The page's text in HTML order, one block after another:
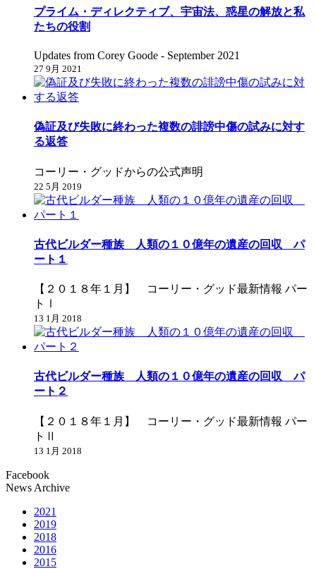
プライム・ディレクティブ、宇宙法、惑星の解放と私
たちの役割
Updates from Corey Goode - September 2021
27 9月 2021
偽証及び失敗に終わった複数の誹謗中傷の試みに対す
る返答
コーリー・グッドからの公式声明
22 5月 2019
古代ビルダー種族 人類の１０億年の遺産の回収 パ
ート１
【２０１８年１月】 コーリー・グッド最新情報 パー
トⅠ
13 1月 2018
古代ビルダー種族 人類の１０億年の遺産の回収 パ
ート２
【２０１８年１月】 コーリー・グッド最新情報 パー
トⅡ
13 1月 2018
Facebook
News Archive
2021
2019
2018
2016
2015